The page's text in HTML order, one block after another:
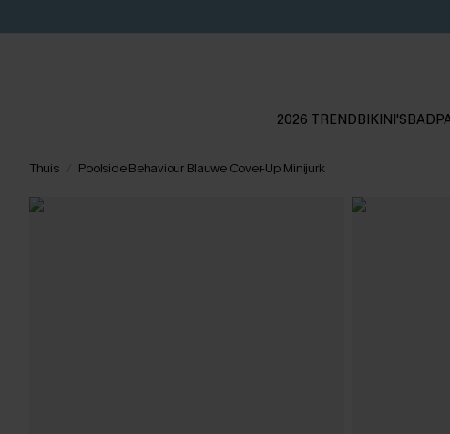
2026 TRENDBIKINI'S
Thuis Poolside Behaviour Blauwe Cover-Up Minijurk